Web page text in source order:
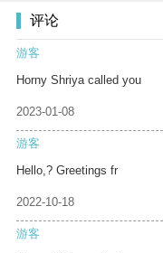
评论
游客
Horny Shriya called you
2023-01-08
游客
Hello,? Greetings fr
2022-10-18
游客